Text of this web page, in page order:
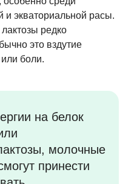
и экваториальной расы.
редко
это вздутие
боли.
на белок
молочные
принести